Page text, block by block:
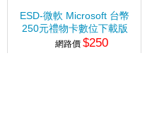
ESD-微軟 Microsoft 台幣
250元禮物卡數位下載版
網路價 $250